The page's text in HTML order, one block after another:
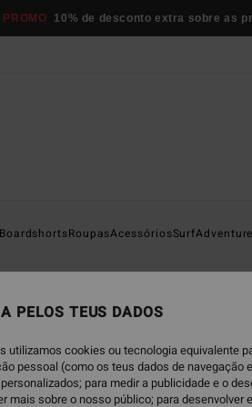
10% de desconto extra sobre as
BoardshortsRoupasAcessóriosSurf
NOVO PRODUTO
PELOS TEUS DADOS
utilizamos cookies ou tecnologia equivalente
pessoal (como os teus dados de navegação
para medir a publicidade e o
mais sobre o nosso público; para